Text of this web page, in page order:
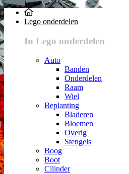
Lego onderdelen
In Lego onderdelen
Auto
Banden
Onderdelen
Raam
Wiel
Beplanting
Bladeren
Bloemen
Overig
Stengels
Boog
Boot
Cilinder